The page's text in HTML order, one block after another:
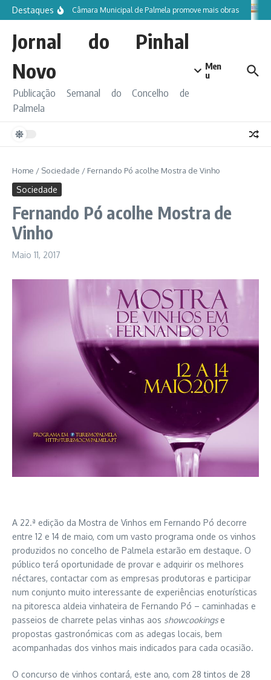
Ir para o conteúdo
Destaques Câmara Municipal de Palmela promove mais obras
Jornal do Pinhal
Novo
Publicação Semanal do Concelho de
Palmela
Men
u
Home / Sociedade / Fernando Pó acolhe Mostra de Vinho
Sociedade
Fernando Pó acolhe Mostra de
Vinho
Maio 11, 2017
A 22.ª edição da Mostra de Vinhos em Fernando Pó decorre
entre 12 e 14 de maio, com um vasto programa onde os vinhos
produzidos no concelho de Palmela estarão em destaque. O
público terá oportunidade de provar e adquirir os melhores
néctares, contactar com as empresas produtoras e participar
num conjunto muito interessante de experiências enoturísticas
na pitoresca aldeia vinhateira de Fernando Pó – caminhadas e
passeios de charrete pelas vinhas aos showcookings e
propostas gastronómicas com as adegas locais, bem
acompanhadas dos vinhos mais indicados para cada ocasião.
O concurso de vinhos contará, este ano, com 28 tintos de 28